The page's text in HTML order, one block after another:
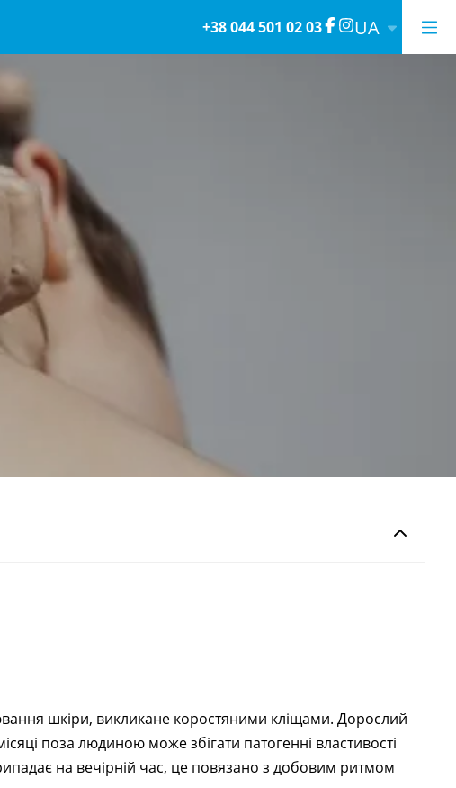
+38 044 501 02 03 UA
шкіри, викликане коростяними кліщами. Дорослий
поза людиною може збігати патогенні властивості
на вечірній час, це повязано з добовим ритмом